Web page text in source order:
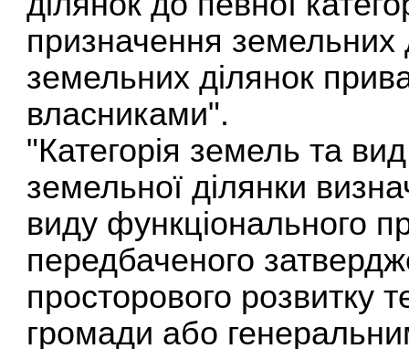
призначення земельних
земельних ділянок
власниками".
"Категорія земель та
земельної ділянки
виду функціонального
передбаченого
просторового розвитку
громади або